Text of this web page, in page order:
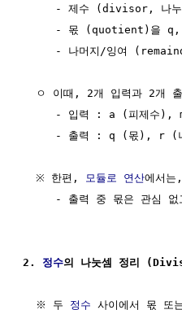
- 제수 (divisor, 나
     - 몫 (quotient)을 q,
- 나머지/잉여
ㅇ 이때, 2개 입력과 2개
- 입력 : a (피제수),
- 출력 : q (몫), r (
  ※ 한편,
모듈로 연산에서
- 출력 중 몫은 관심 없
2. 정수의 나눗셈 정리
  ※ 두
정수 사이에서 몫 또